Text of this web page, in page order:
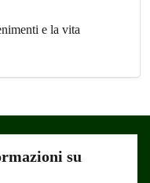
e la vita
su